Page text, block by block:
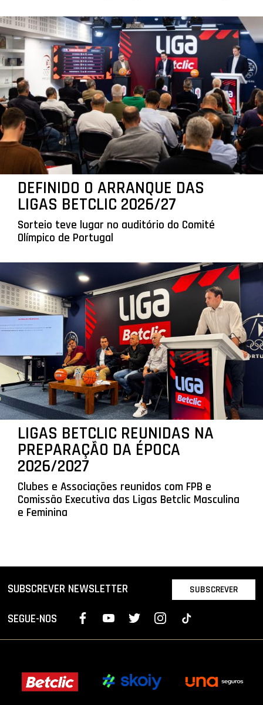
DEFINIDO O ARRANQUE DAS
LIGAS BETCLIC 2026/27
Sorteio teve lugar no auditório do Comité
Olímpico de Portugal
LIGAS BETCLIC REUNIDAS NA
PREPARAÇÃO DA ÉPOCA
2026/2027
Clubes e Associações reunidos com FPB e
Comissão Executiva das Ligas Betclic Masculina
e Feminina
SUBSCREVER NEWSLETTER SUBSCREVER
SEGUE-NOS